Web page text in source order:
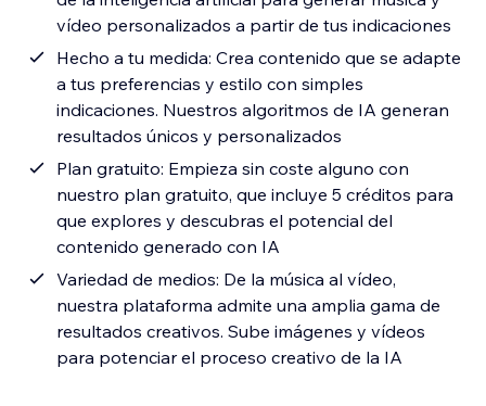
vídeo personalizados a partir de tus indicaciones
Hecho a tu medida: Crea contenido que se adapte
a tus preferencias y estilo con simples
indicaciones. Nuestros algoritmos de IA generan
resultados únicos y personalizados
Plan gratuito: Empieza sin coste alguno con
nuestro plan gratuito, que incluye 5 créditos para
que explores y descubras el potencial del
contenido generado con IA
Variedad de medios: De la música al vídeo,
nuestra plataforma admite una amplia gama de
resultados creativos. Sube imágenes y vídeos
para potenciar el proceso creativo de la IA